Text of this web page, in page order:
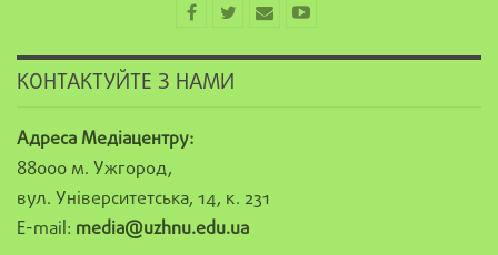
КОНТАКТУЙТЕ З НАМИ
Адреса Медіацентру:
88000 м. Ужгород,
вул. Університетська, 14, к. 231
E-mail: media@uzhnu.edu.ua